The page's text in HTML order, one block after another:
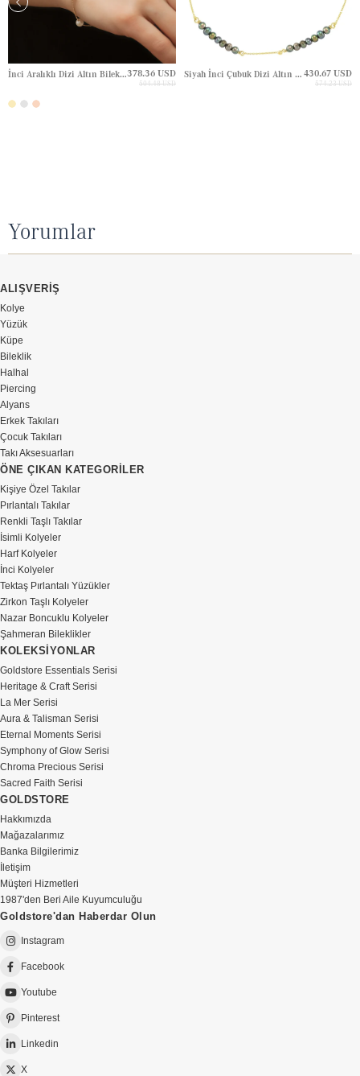
İnci Aralıklı Dizi Altın Bileklik378.36 USD
504.48 USD
Siyah İnci Çubuk Dizi Altın Bileklik 430.67 USD
574.23 USD
Yorumlar
ALIŞVERİŞ
Kolye
Yüzük
Küpe
Bileklik
Halhal
Piercing
Alyans
Erkek Takıları
Çocuk Takıları
Takı Aksesuarları
ÖNE ÇIKAN KATEGORİLER
Kişiye Özel Takılar
Pırlantalı Takılar
Renkli Taşlı Takılar
İsimli Kolyeler
Harf Kolyeler
İnci Kolyeler
Tektaş Pırlantalı Yüzükler
Zirkon Taşlı Kolyeler
Nazar Boncuklu Kolyeler
Şahmeran Bileklikler
KOLEKSİYONLAR
Goldstore Essentials Serisi
Heritage & Craft Serisi
La Mer Serisi
Aura & Talisman Serisi
Eternal Moments Serisi
Symphony of Glow Serisi
Chroma Precious Serisi
Sacred Faith Serisi
GOLDSTORE
Hakkımızda
Mağazalarımız
Banka Bilgilerimiz
İletişim
Müşteri Hizmetleri
1987'den Beri Aile Kuyumculuğu
Goldstore'dan Haberdar Olun
Instagram
Facebook
Youtube
Pinterest
Linkedin
X